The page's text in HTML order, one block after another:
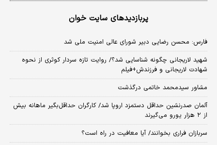
پربازدیدهای سایت خوان
فارس: محسن رضایی دبیر شورای عالی امنیت ملی شد
شهید لاریجانی چگونه شناسایی شد؟/ روایت تازه سردار کوثری از نحوه
شهادت لاریجانی و فرزندش+فیلم
مشاور سیدمحمد خاتمی درگذشت
آلمان صدرنشین حداقل دستمزد اروپا شد/ کارگران حداقل‌بگیر ماهانه بیش
از ۲ هزار یورو می‌گیرند
سربازان فراری بخوانند/ آیا معافیت در راه است؟